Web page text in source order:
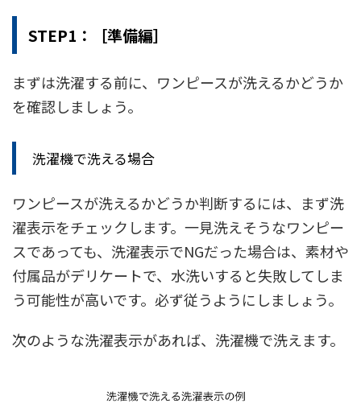
STEP1：［準備編］
まずは洗濯する前に、ワンピースが洗えるかどうか
を確認しましょう。
洗濯機で洗える場合
ワンピースが洗えるかどうか判断するには、まず洗
濯表示をチェックします。一見洗えそうなワンピー
スであっても、洗濯表示でNGだった場合は、素材や
付属品がデリケートで、水洗いすると失敗してしま
う可能性が高いです。必ず従うようにしましょう。
次のような洗濯表示があれば、洗濯機で洗えます。